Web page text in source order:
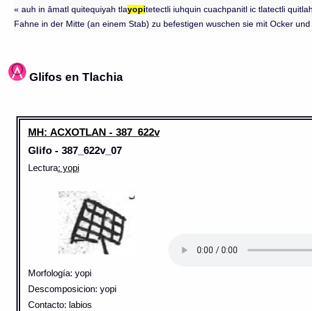
« auh in âmatl quitequiyah tlayopitetectli iuhquin cuachpanitl ic tlatectli
Fahne in der Mitte (an einem Stab) zu befestigen wuschen sie mit Ocker
Glifos en Tlachia
MH: ACXOTLAN - 387_622v
Glifo - 387_622v_07
Lectura: yopi
Morfología: yopi
Descomposicion: yopi
Contacto: labios